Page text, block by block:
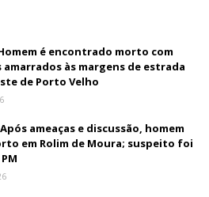
Homem é encontrado morto com
amarrados às margens de estrada
de Porto Velho
Após ameaças e discussão, homem
em Rolim de Moura; suspeito foi